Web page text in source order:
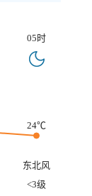
05时
24℃
东北风
<3级